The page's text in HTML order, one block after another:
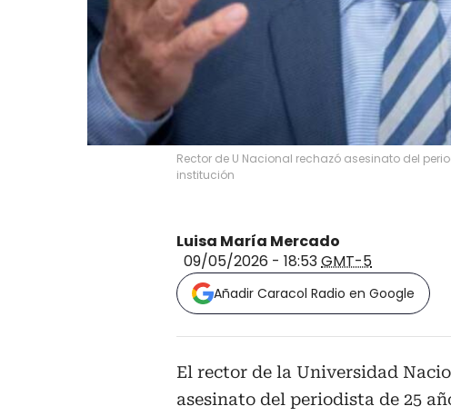
Rector de U Nacional rechazó asesinato del
institución
Luisa María Mercado
09/05/2026 - 18:53GMT-5
Añadir Caracol Radio en Google
El rector de la Universidad
asesinato del periodista de 25